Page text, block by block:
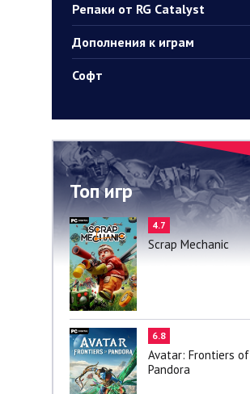
Репаки от RG Catalyst
Дополнения к играм
Софт
Топ игр
4.7
Scrap Mechanic
6.8
Avatar: Frontiers of
Pandora